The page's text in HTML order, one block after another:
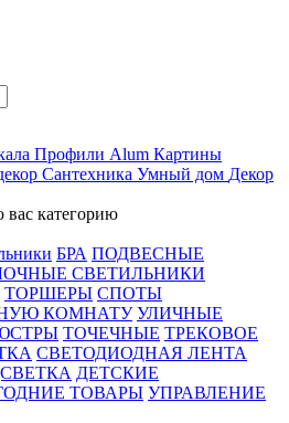
Профили Alum Картины
Сантехника Умный дом Декор
категорию
БРА ПОДВЕСНЫЕ
СВЕТИЛЬНИКИ
ТОРШЕРЫ СПОТЫ
КОМНАТУ УЛИЧНЫЕ
ТОЧЕЧНЫЕ ТРЕКОВОЕ
СВЕТОДИОДНАЯ ЛЕНТА
ДЕТСКИЕ
ТОВАРЫ УПРАВЛЕНИЕ